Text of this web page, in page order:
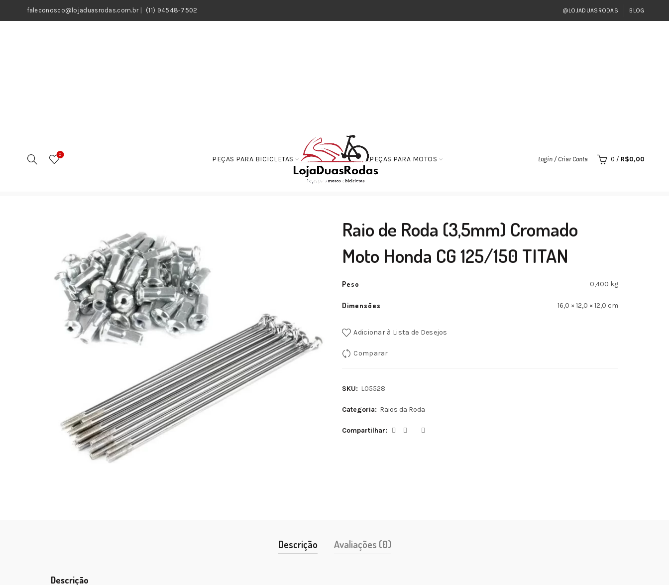
faleconosco@lojaduasrodas.com.br| (11) 94548-7502 @LOJADUASRODAS BLOG
0
PEÇAS PARA BICICLETAS PEÇAS PARA MOTOS Login / Criar Conta 0 / R$0,00
Raio de Roda (3,5mm) Cromado Moto Honda CG 125/150 TITAN
Raio de Roda (3,5mm) Cromado
Moto Honda CG 125/150 TITAN
Peso 0,400 kg
Dimensões 16,0 × 12,0 × 12,0 cm
Adicionar à Lista de Desejos
Comparar
SKU: L05528
Categoria: Raios da Roda
Compartilhar
Descrição Avaliações (0)
Descrição